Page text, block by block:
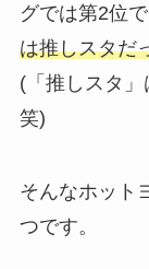
グでは第2位
は推しスタだ
(「推しスタ」
笑)
そんなホット
つです。